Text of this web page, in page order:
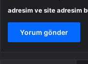
adresim ve site adresim